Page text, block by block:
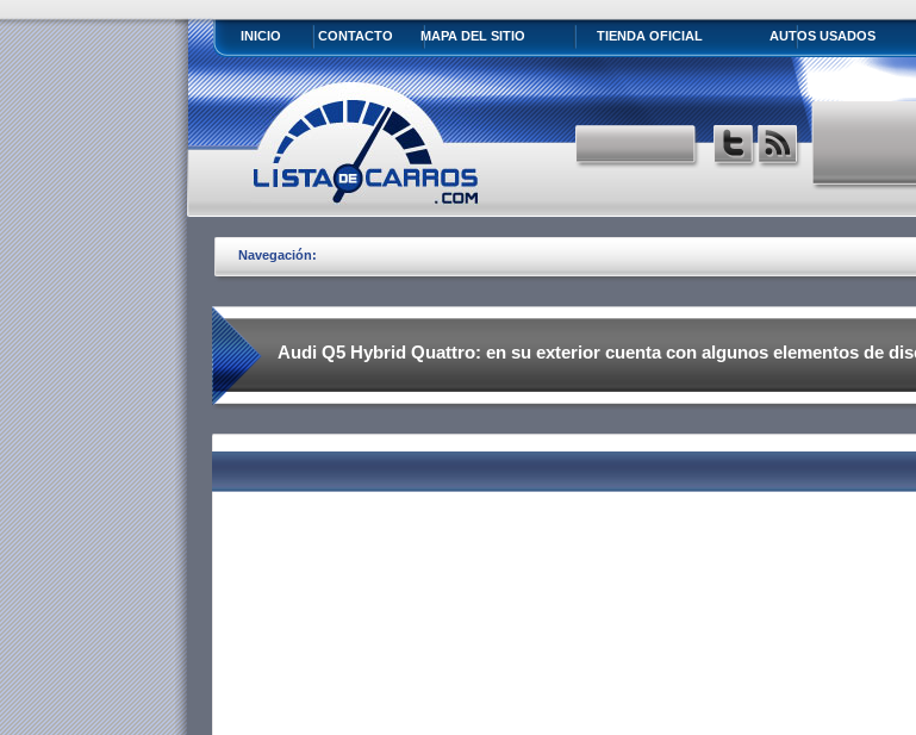
INICIO CONTACTO MAPA DEL SITIO TIENDA OFICIAL AUTOS USADOS
Navegación:
Audi Q5 Hybrid Quattro: en su exterior cuenta con algunos elementos de
pintada en negro brillante y los tubos de escape muestran unos cromados